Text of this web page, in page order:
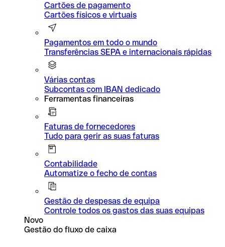
Cartões de pagamento
Cartões físicos e virtuais
Pagamentos em todo o mundo
Transferências SEPA e internacionais rápidas
Várias contas
Subcontas com IBAN dedicado
Ferramentas financeiras
Faturas de fornecedores
Tudo para gerir as suas faturas
Contabilidade
Automatize o fecho de contas
Gestão de despesas de equipa
Controle todos os gastos das suas equipas
Novo
Gestão do fluxo de caixa